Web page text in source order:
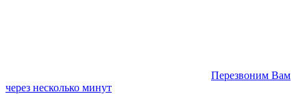
Перезвоним Вам
через несколько минут